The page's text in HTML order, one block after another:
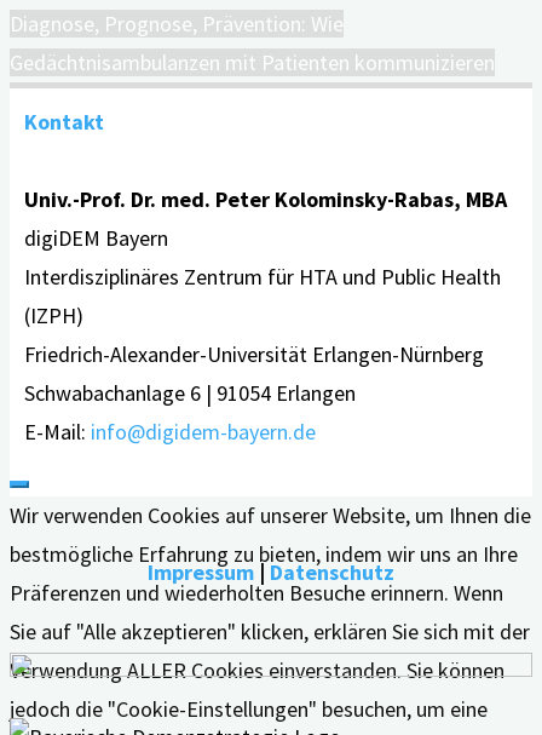
Diagnose, Prognose, Prävention: Wie
Gedächtnisambulanzen mit Patienten kommunizieren
Kontakt
Univ.-Prof. Dr. med. Peter Kolominsky-Rabas, MBA
digiDEM Bayern
Interdisziplinäres Zentrum für HTA und Public Health
(IZPH)
Friedrich-Alexander-Universität Erlangen-Nürnberg
Schwabachanlage 6 | 91054 Erlangen
E-Mail: info@digidem-bayern.de
Impressum | Datenschutz
Wir verwenden Cookies auf unserer Website, um Ihnen die
bestmögliche Erfahrung zu bieten, indem wir uns an Ihre
Präferenzen und wiederholten Besuche erinnern. Wenn
Sie auf "Alle akzeptieren" klicken, erklären Sie sich mit der
Verwendung ALLER Cookies einverstanden. Sie können
jedoch die "Cookie-Einstellungen" besuchen, um eine